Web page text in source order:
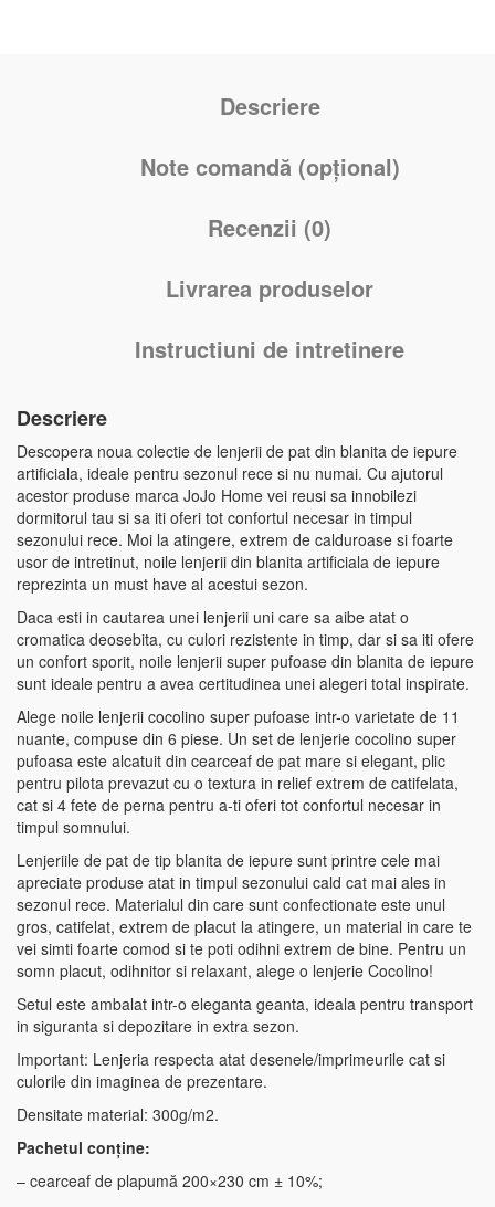
Descriere
Note comandă (opțional)
Recenzii (0)
Livrarea produselor
Instructiuni de intretinere
Descriere
Descopera noua colectie de lenjerii de pat din blanita de iepure
artificiala, ideale pentru sezonul rece si nu numai. Cu ajutorul
acestor produse marca JoJo Home vei reusi sa innobilezi
dormitorul tau si sa iti oferi tot confortul necesar in timpul
sezonului rece. Moi la atingere, extrem de calduroase si foarte
usor de intretinut, noile lenjerii din blanita artificiala de iepure
reprezinta un must have al acestui sezon.
Daca esti in cautarea unei lenjerii uni care sa aibe atat o
cromatica deosebita, cu culori rezistente in timp, dar si sa iti ofere
un confort sporit, noile lenjerii super pufoase din blanita de iepure
sunt ideale pentru a avea certitudinea unei alegeri total inspirate.
Alege noile lenjerii cocolino super pufoase intr-o varietate de 11
nuante, compuse din 6 piese. Un set de lenjerie cocolino super
pufoasa este alcatuit din cearceaf de pat mare si elegant, plic
pentru pilota prevazut cu o textura in relief extrem de catifelata,
cat si 4 fete de perna pentru a-ti oferi tot confortul necesar in
timpul somnului.
Lenjeriile de pat de tip blanita de iepure sunt printre cele mai
apreciate produse atat in timpul sezonului cald cat mai ales in
sezonul rece. Materialul din care sunt confectionate este unul
gros, catifelat, extrem de placut la atingere, un material in care te
vei simti foarte comod si te poti odihni extrem de bine. Pentru un
somn placut, odihnitor si relaxant, alege o lenjerie Cocolino!
Setul este ambalat intr-o eleganta geanta, ideala pentru transport
in siguranta si depozitare in extra sezon.
Important: Lenjeria respecta atat desenele/imprimeurile cat si
culorile din imaginea de prezentare.
Densitate material: 300g/m2.
Pachetul conține:
– cearceaf de plapumă 200×230 cm ± 10%;